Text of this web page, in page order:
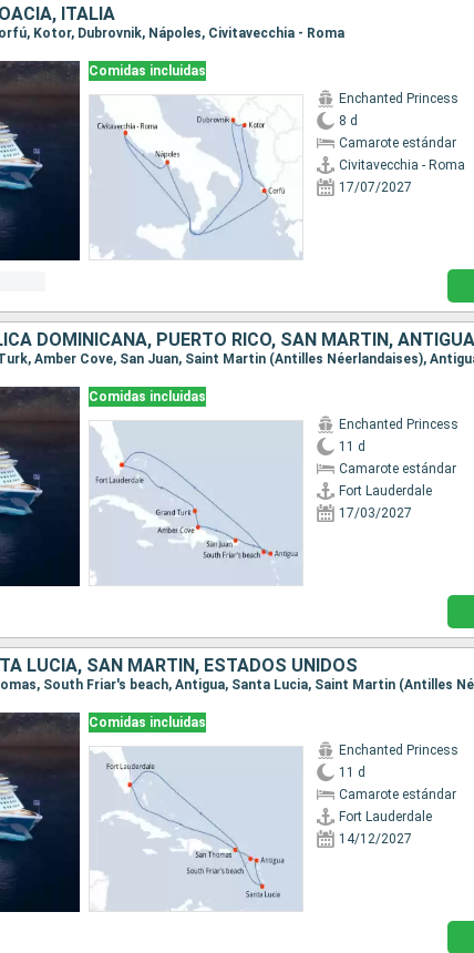
ITALIA
Kotor, Dubrovnik, Nápoles, Civitavecchia - Roma
Comidas incluidas
Enchanted Princess
8 d
Camarote estándar
Civitavecchia - Roma
17/07/2027
Comidas incluidas
Enchanted Princess
11 d
Camarote estándar
Fort Lauderdale
17/03/2027
LUCIA, SAN MARTÍN, ESTADOS UNIDOS
Comidas incluidas
Enchanted Princess
11 d
Camarote estándar
Fort Lauderdale
14/12/2027